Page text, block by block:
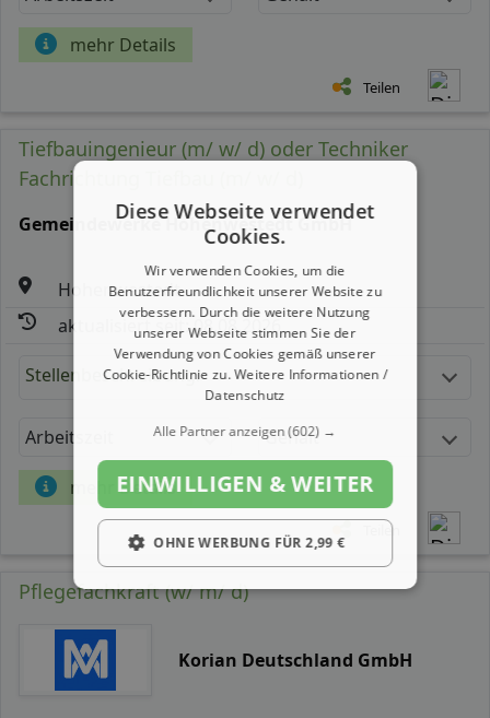
mehr Details
Teilen
Tiefbauingenieur (m/ w/ d) oder Techniker
Fachrichtung Tiefbau (m/ w/ d)
Gemeindewerke Hohenwestedt GmbH
Hohenwestedt
aktualisiert seit: 08.08.2026
Stellenbeschreibung:
Arbeitszeit Gehalt
mehr Details
Teilen
Pflegefachkraft (w/ m/ d)
Korian Deutschland GmbH
Diese Webseite verwendet
Cookies.
Wir verwenden Cookies, um die
Benutzerfreundlichkeit unserer Website zu
verbessern. Durch die weitere Nutzung
unserer Webseite stimmen Sie der
Verwendung von Cookies gemäß unserer
Cookie-Richtlinie zu.Weitere Informationen /
Datenschutz
Alle Partner anzeigen(602) →
EINWILLIGEN & WEITER
OHNE WERBUNG FÜR 2,99 €